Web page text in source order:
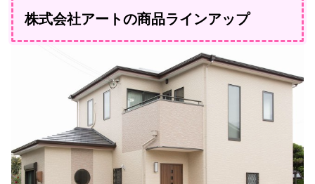
株式会社アートの商品ラインアップ